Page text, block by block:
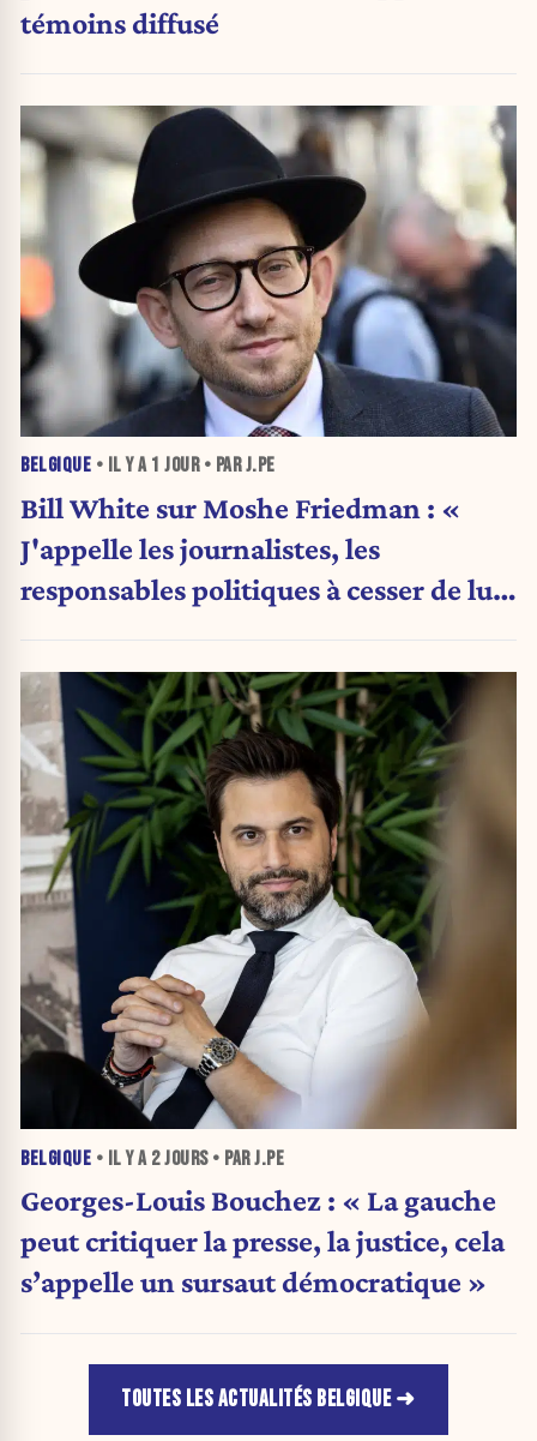
témoins diffusé
BELGIQUE • IL Y A 1 JOUR• PAR J.PE
Bill White sur Moshe Friedman : «
J'appelle les journalistes, les
responsables politiques à cesser de lui
BELGIQUE • IL Y A 2 JOURS• PAR J.PE
Georges-Louis Bouchez : « La gauche
peut critiquer la presse, la justice, cela
s’appelle un sursaut démocratique »
TOUTES LES ACTUALITÉS BELGIQUE